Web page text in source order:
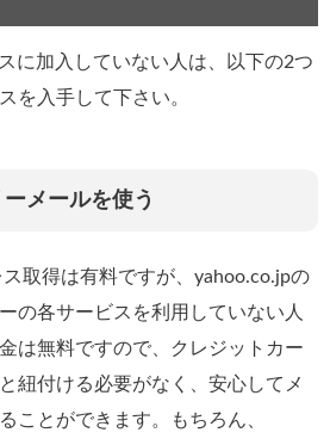
に加入していない人は、以下の2つ
を入手して下さい。
メールを使う
取得は有料ですが、yahoo.co.jpの
の各サービスを利用していない人
は無料ですので、クレジットカー
紐付ける必要がなく、安心してメ
ことができます。もちろん、